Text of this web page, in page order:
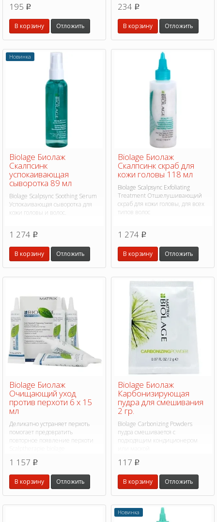
195 p
В корзину Отложить
234 p
В корзину Отложить
Новинка
Biolage Биолаж
Скалпсинк
успокаивающая
сыворотка 89 мл
Biolage Scalpsync Soothing Serum
Успокаивающая сыворотка для
кожи головы и волос.
1 274 p
В корзину Отложить
Biolage Биолаж
Скалпсинк скраб для
кожи головы 118 мл
Biolage Scalpsync Exfoliating
Treatment Отшелушивающий
скраб для кожи головы, для всех
типов волос
1 274 p
В корзину Отложить
Biolage Биолаж
Очищающий уход
против перхоти 6 х 15
мл
Деликатно устраняет перхоть
помогает предовратить
повторное появление перхоти
1 157 p
В корзину Отложить
Biolage Биолаж
Карбонизирующая
пудра для смешивания
2 гр.
Biolage Carbonizing Powders
пудра смешивается с
подходящим кондиционером
117 p
В корзину Отложить
Новинка